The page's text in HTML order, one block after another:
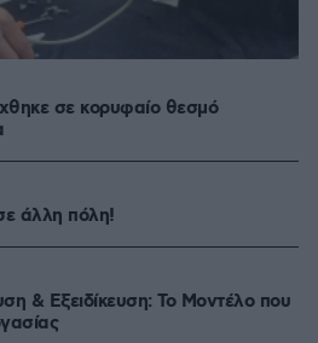
σε κορυφαίο θεσμό
άλλη πόλη!
& Εξειδίκευση: Το Mοντέλο που